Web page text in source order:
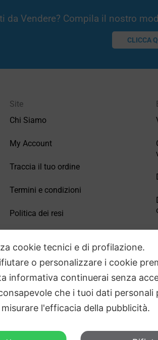
da Vendere? Compila il nostro
CLICCA
Site
Chi Siamo
My Account
Traccia il tuo ordine
Termini e condizioni
Politica dei resi
cookie tecnici e di profilazione.
o personalizzare i cookie
informativa continuerai senza
che i tuoi dati
l'efficacia della pubblicità.